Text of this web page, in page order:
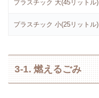
プラスチック 大(45リットル)
プラスチック 小(25リットル)
3-1. 燃えるごみ